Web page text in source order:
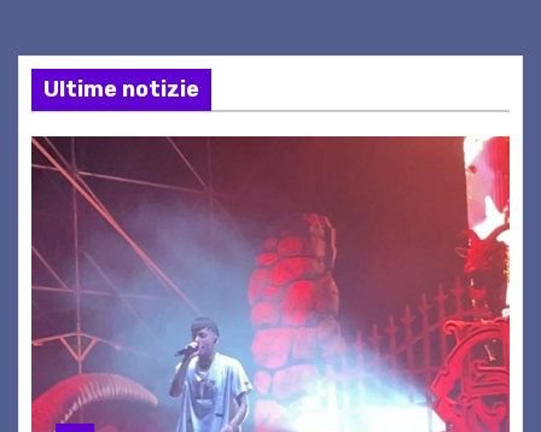
Ultime notizie